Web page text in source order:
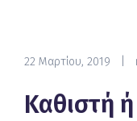
22 Μαρτίου, 2019
Καθιστή